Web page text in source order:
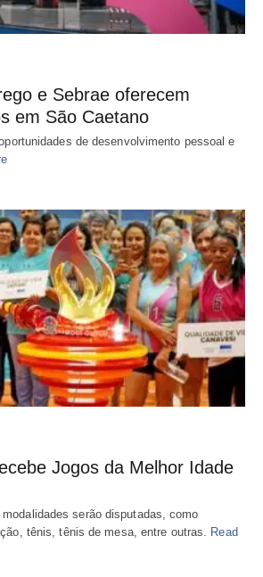
e Sebrae oferecem
em São Caetano
de desenvolvimento pessoal e
Jogos da Melhor Idade
serão disputadas, como
tênis, tênis de mesa, entre outras. Read